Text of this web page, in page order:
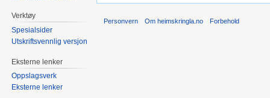
Verktøy
Spesialsider
Utskriftsvennlig versjon
Eksterne lenker
Oppslagsverk
Eksterne lenker
Personvern Om heimskringla.no Forbehold